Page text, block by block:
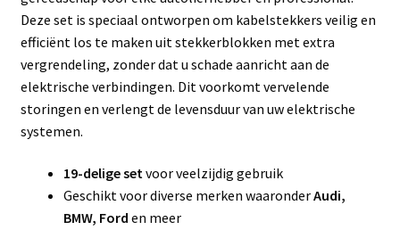
Deze set is speciaal ontworpen om kabelstekkers veilig en
efficiënt los te maken uit stekkerblokken met extra
vergrendeling, zonder dat u schade aanricht aan de
elektrische verbindingen. Dit voorkomt vervelende
storingen en verlengt de levensduur van uw elektrische
systemen.
19-delige setvoor veelzijdig gebruik
Geschikt voor diverse merken waaronderAudi,
BMW, Ford en meer